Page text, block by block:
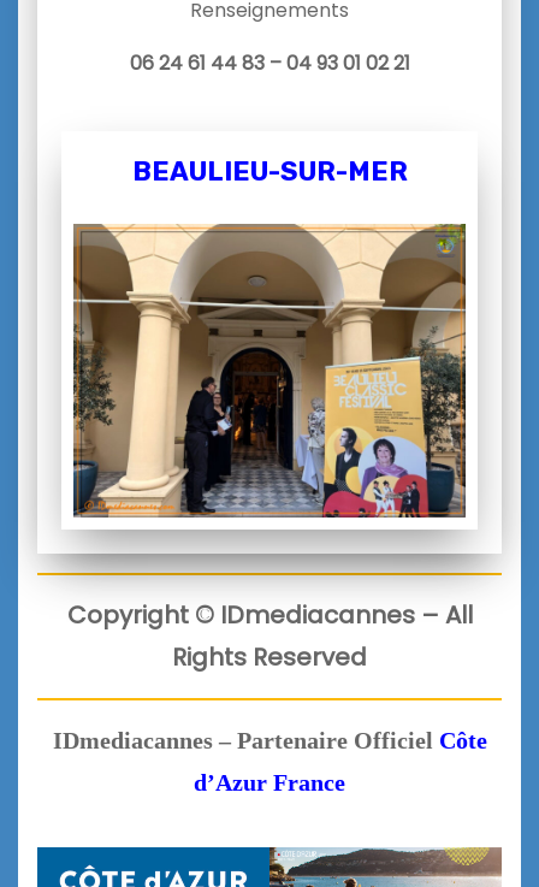
Renseignements
06 24 61 44 83 – 04 93 01 02 21
BEAULIEU-SUR-MER
Copyright © IDmediacannes – All
Rights Reserved
IDmediacannes – Partenaire Officiel Côte
d’Azur France